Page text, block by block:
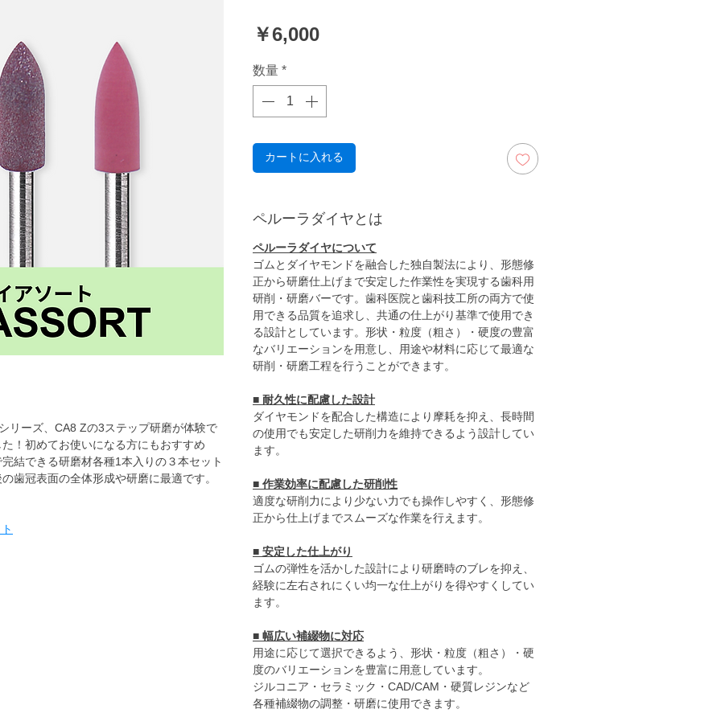
リーズ、CA8 Zの3ステップ研磨が体験で
！初めてお使いになる方にもおすすめ
結できる研磨材各種1本入りの３本セット
歯冠表面の全体形成や研磨に最適です。
￥6,000価
数量 *
カートに入れる
ペルーラダイヤとは
ペルーラダイヤについて
ゴムとダイヤモンドを融合した独自製法により、形態修
正から研磨仕上げまで安定した作業性を実現する歯科用
研削・研磨バーです。歯科医院と歯科技工所の両方で使
用できる品質を追求し、共通の仕上がり基準で使用でき
る設計としています。形状・粒度（粗さ）・硬度の豊富
なバリエーションを用意し、用途や材料に応じて最適な
研削・研磨工程を行うことができます。
■ 耐久性に配慮した設計
ダイヤモンドを配合した構造により摩耗を抑え、長時間
の使用でも安定した研削力を維持できるよう設計してい
ます。
■ 作業効率に配慮した研削性
適度な研削力により少ない力でも操作しやすく、形態修
正から仕上げまでスムーズな作業を行えます。
■ 安定した仕上がり
ゴムの弾性を活かした設計により研磨時のブレを抑え、
経験に左右されにくい均一な仕上がりを得やすくしてい
ます。
■ 幅広い補綴物に対応
用途に応じて選択できるよう、形状・粒度（粗さ）・硬
度のバリエーションを豊富に用意しています。
ジルコニア・セラミック・CAD/CAM・硬質レジンなど
各種補綴物の調整・研磨に使用できます。